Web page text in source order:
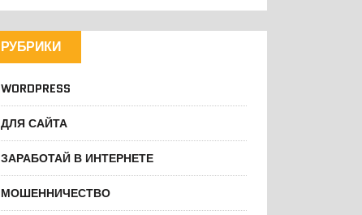
РУБРИКИ
WORDPRESS
ДЛЯ САЙТА
ЗАРАБОТАЙ В ИНТЕРНЕТЕ
МОШЕННИЧЕСТВО